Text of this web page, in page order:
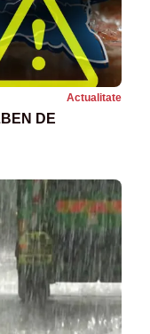
Actualitate
DE